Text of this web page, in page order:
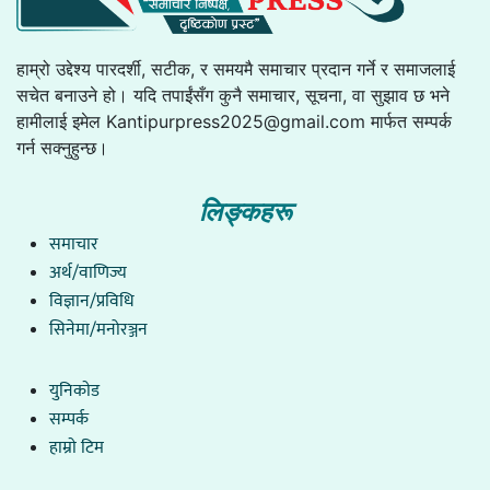
हाम्रो उद्देश्य पारदर्शी, सटीक, र समयमै समाचार प्रदान गर्ने र समाजलाई
सचेत बनाउने हो। यदि तपाईंसँग कुनै समाचार, सूचना, वा सुझाव छ भने
हामीलाई इमेल Kantipurpress2025@gmail.com मार्फत सम्पर्क
गर्न सक्नुहुन्छ।
लिङ्कहरू
समाचार
अर्थ/वाणिज्य
विज्ञान/प्रविधि
सिनेमा/मनोरञ्जन
युनिकाेड
सम्पर्क
हाम्राे टिम